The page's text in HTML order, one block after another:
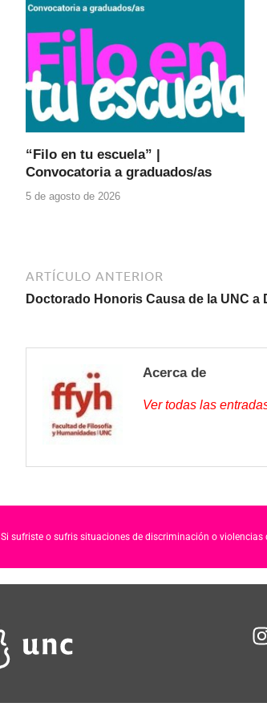
o
o
k
p
p
“Filo en tu escuela” |
Convocatoria a graduados/as
5 de agosto de 2026
ARTÍCULO ANTERIOR
Doctorado Honoris Causa de la UNC a
Acerca de
Ver todas las
Si sufriste o sufris situaciones de discriminación o